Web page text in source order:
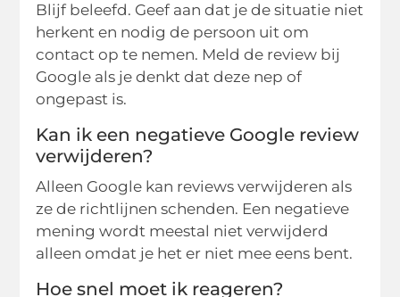
Blijf beleefd. Geef aan dat je de situatie niet
herkent en nodig de persoon uit om
contact op te nemen. Meld de review bij
Google als je denkt dat deze nep of
ongepast is.
Kan ik een negatieve Google review
verwijderen?
Alleen Google kan reviews verwijderen als
ze de richtlijnen schenden. Een negatieve
mening wordt meestal niet verwijderd
alleen omdat je het er niet mee eens bent.
Hoe snel moet ik reageren?